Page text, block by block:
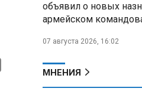
объявил о новых
армейском
07 августа 2026, 16:02
МНЕНИЯ